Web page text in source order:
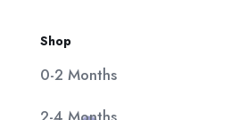
Shop
0-2 Months